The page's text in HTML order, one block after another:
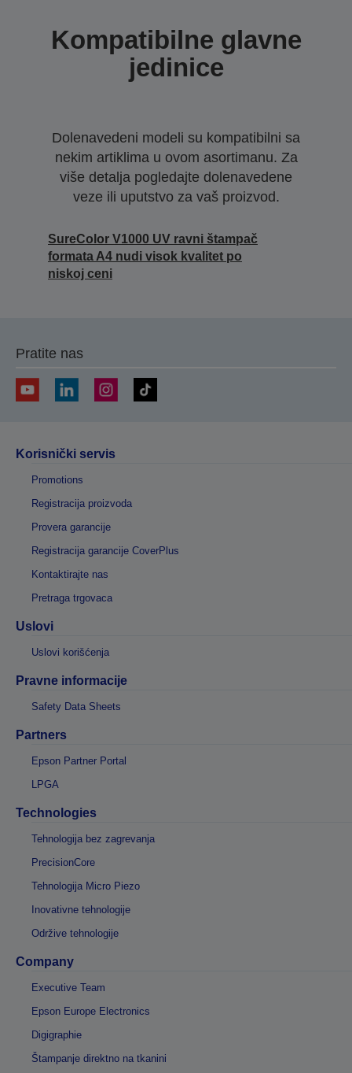
Kompatibilne glavne
jedinice
Dolenavedeni modeli su kompatibilni sa
nekim artiklima u ovom asortimanu. Za
više detalja pogledajte dolenavedene
veze ili uputstvo za vaš proizvod.
SureColor V1000 UV ravni štampač
formata A4 nudi visok kvalitet po
niskoj ceni
Pratite nas
Korisnički servis
Promotions
Registracija proizvoda
Provera garancije
Registracija garancije CoverPlus
Kontaktirajte nas
Pretraga trgovaca
Uslovi
Uslovi korišćenja
Pravne informacije
Safety Data Sheets
Partners
Epson Partner Portal
LPGA
Technologies
Tehnologija bez zagrevanja
PrecisionCore
Tehnologija Micro Piezo
Inovativne tehnologije
Održive tehnologije
Company
Executive Team
Epson Europe Electronics
Digigraphie
Štampanje direktno na tkanini